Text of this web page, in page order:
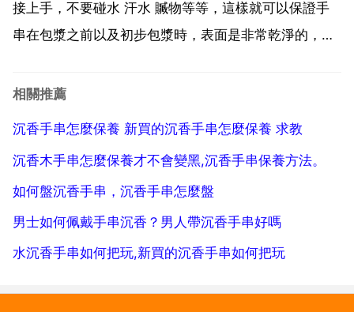
高...
接上手，不要碰水 汗水 贓物等等，這樣就可以保證手
串在包漿之前以及初步包漿時，表面是非常乾淨的，等
要注意不碰水 不碰汗。將新手串不要盤玩 不要上手，
相關推薦
沉香手串怎麼保養 新買的沉香手串怎麼保養 求教
沉香木手串怎麼保養才不會變黑,沉香手串保養方法。
如何盤沉香手串，沉香手串怎麼盤
男士如何佩戴手串沉香？男人帶沉香手串好嗎
水沉香手串如何把玩,新買的沉香手串如何把玩